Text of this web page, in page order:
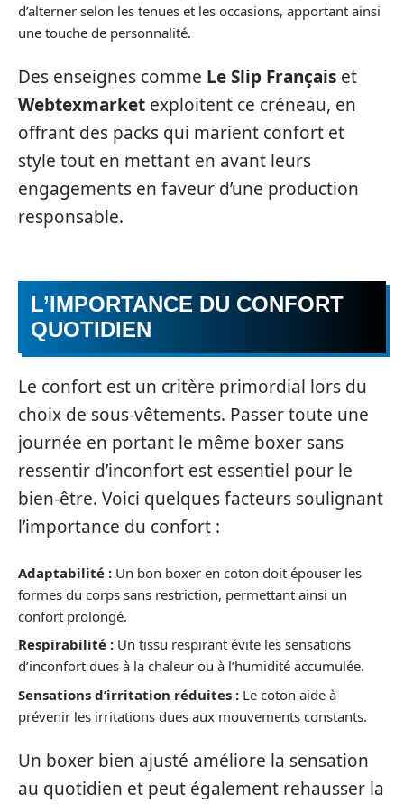
d’alterner selon les tenues et les occasions, apportant ainsi
une touche de personnalité.
Des enseignes comme Le Slip Français et
Webtexmarket exploitent ce créneau, en
offrant des packs qui marient confort et
style tout en mettant en avant leurs
engagements en faveur d’une production
responsable.
L’IMPORTANCE DU CONFORT
QUOTIDIEN
Le confort est un critère primordial lors du
choix de sous-vêtements. Passer toute une
journée en portant le même boxer sans
ressentir d’inconfort est essentiel pour le
bien-être. Voici quelques facteurs soulignant
l’importance du confort :
Adaptabilité : Un bon boxer en coton doit épouser les
formes du corps sans restriction, permettant ainsi un
confort prolongé.
Respirabilité : Un tissu respirant évite les sensations
d’inconfort dues à la chaleur ou à l’humidité accumulée.
Sensations d’irritation réduites : Le coton aide à
prévenir les irritations dues aux mouvements constants.
Un boxer bien ajusté améliore la sensation
au quotidien et peut également rehausser la